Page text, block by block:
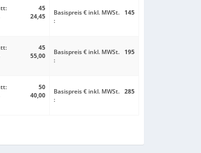
45
24,45
Basispreis € inkl. MWSt.
:
145
45
55,00
Basispreis € inkl. MWSt.
:
195
50
40,00
Basispreis € inkl. MWSt.
:
285